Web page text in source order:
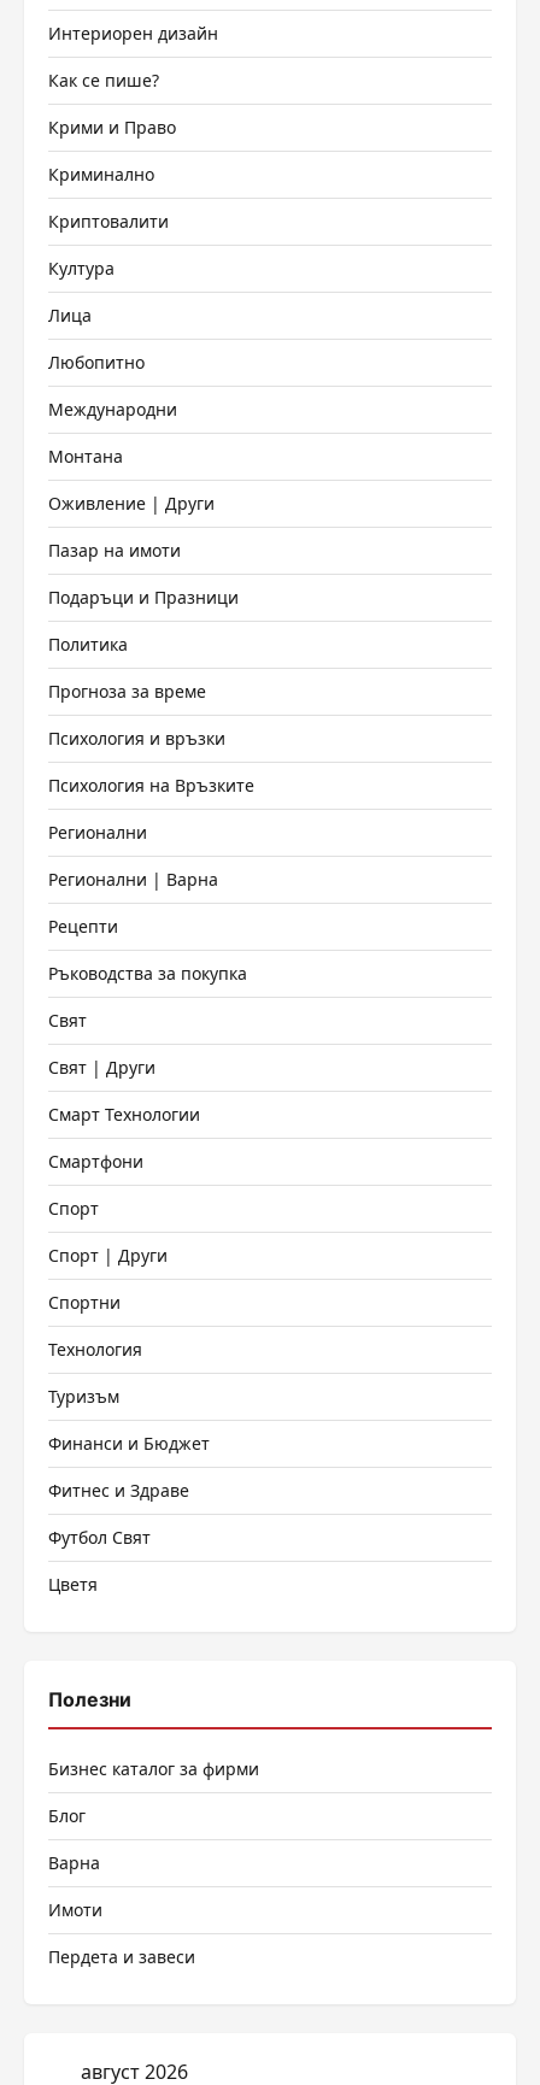
Интериорен дизайн
Как се пише?
Крими и Право
Криминално
Криптовалити
Култура
Лица
Любопитно
Международни
Монтана
Оживление | Други
Пазар на имоти
Подаръци и Празници
Политика
Прогноза за време
Психология и връзки
Психология на Връзките
Регионални
Регионални | Варна
Рецепти
Ръководства за покупка
Свят
Свят | Други
Смарт Технологии
Смартфони
Спорт
Спорт | Други
Спортни
Технология
Туризъм
Финанси и Бюджет
Фитнес и Здраве
Футбол Свят
Цветя
Полезни
Бизнес каталог за фирми
Блог
Варна
Имоти
Пердета и завеси
август 2026